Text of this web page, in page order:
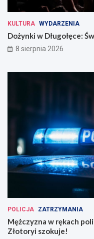
KULTURA WYDARZENIA
Dożynki w Długołęce:
8 sierpnia 2026
POLICJA ZATRZYMANIA
Mężczyzna w rękach
Złotoryi szokuje!